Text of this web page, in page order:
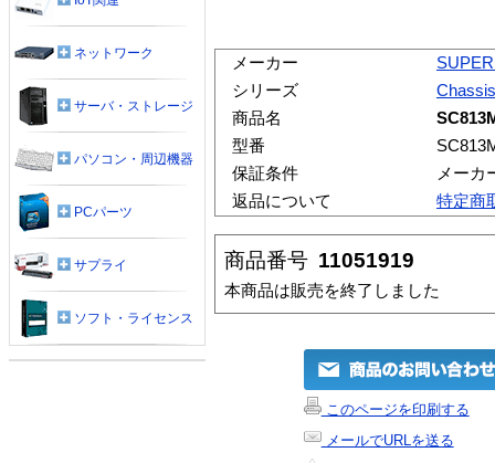
メーカー
シリーズ
Chassis
商品名
型番
保証条件
メーカ
返品について
特定商
商品番号 11051919
本商品は販売を終了しました
このページを印刷する
メールでURLを送る
ネットワーク
サーバ・ストレージ
パソコン・周辺機器
PCパーツ
サプライ
ソフト・ライセンス